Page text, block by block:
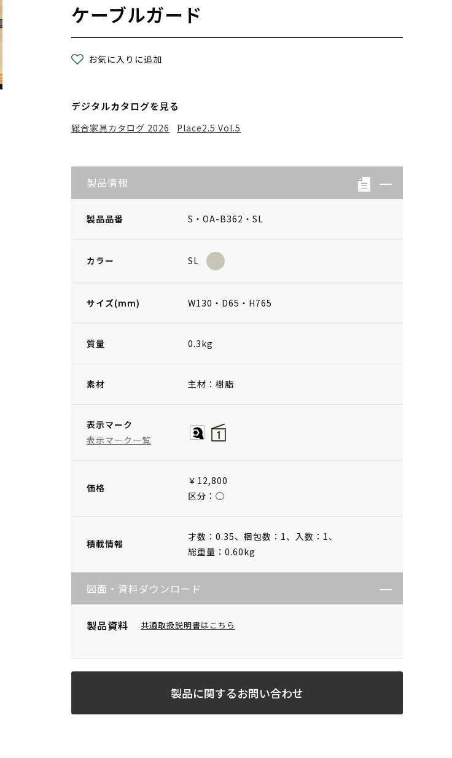
ケーブルガード
お気に入りに追加
デジタルカタログを見る
総合家具カタログ 2026 Place2.5 Vol.5
製品情報
製品品番 S・OA-B362・SL
カラー SL
サイズ(mm) W130・D65・H765
質量 0.3kg
素材 主材：樹脂
表示マーク
表示マーク一覧
価格
￥12,800
区分：◯
積載情報
才数：0.35、 梱包数：1、 入数：1、
総重量：0.60kg
図面・資料ダウンロード
製品資料 共通取扱説明書はこちら
製品に関するお問い合わせ